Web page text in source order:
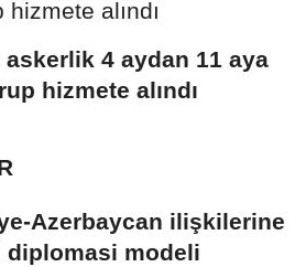
4 aydan 11 aya
hizmete alındı
Azerbaycan ilişkilerine
diplomasi modeli